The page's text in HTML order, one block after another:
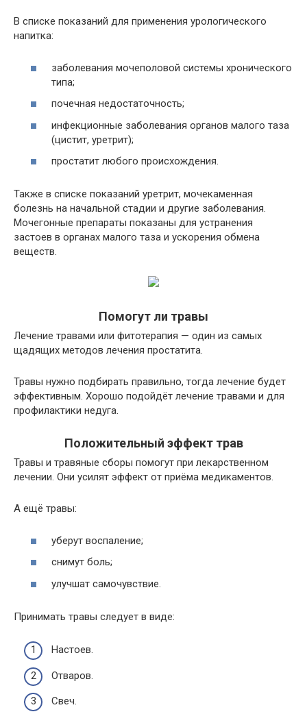
В списке показаний для применения урологического
напитка:
заболевания мочеполовой системы хронического
типа;
почечная недостаточность;
инфекционные заболевания органов малого таза
(цистит, уретрит);
простатит любого происхождения.
Также в списке показаний уретрит, мочекаменная
болезнь на начальной стадии и другие заболевания.
Мочегонные препараты показаны для устранения
застоев в органах малого таза и ускорения обмена
веществ.
Помогут ли травы
Лечение травами или фитотерапия — один из самых
щадящих методов лечения простатита.
Травы нужно подбирать правильно, тогда лечение будет
эффективным. Хорошо подойдёт лечение травами и для
профилактики недуга.
Положительный эффект трав
Травы и травяные сборы помогут при лекарственном
лечении. Они усилят эффект от приёма медикаментов.
А ещё травы:
уберут воспаление;
снимут боль;
улучшат самочувствие.
Принимать травы следует в виде:
Настоев.
Отваров.
Свеч.